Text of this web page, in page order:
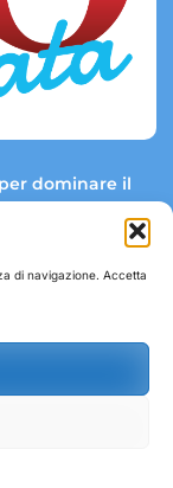
di navigazione. Accetta
per dominare il
03044390353